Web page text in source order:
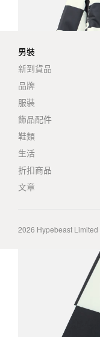
男裝
新到貨品
品牌
服裝
飾品配件
鞋類
生活
折扣商品
文章
2026 Hypebeast Limited